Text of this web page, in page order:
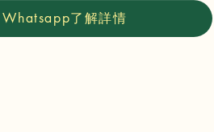
Whatsapp了解詳情